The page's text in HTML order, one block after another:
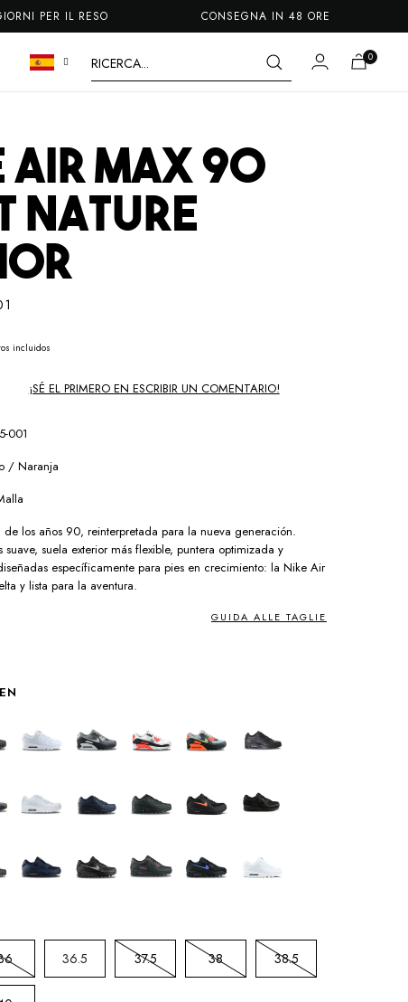
RESO CONSEGNA IN 48 ORE
AIR MAX 90
NATURE
incluidos
¡SÉ EL PRIMERO EN ESCRIBIR UN COMENTARIO!
001
/ Naranja
los años 90, reinterpretada para la nueva generación.
suela exterior más flexible, puntera optimizada y
específicamente para pies en crecimiento: la Nike Air
y lista para la aventura.
GUIDA ALLE TAGLIE
36.5 37.5 38 38.5